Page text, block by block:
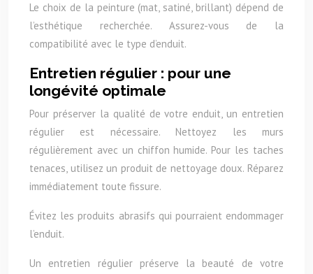
Le choix de la peinture (mat, satiné, brillant) dépend de
l’esthétique recherchée. Assurez-vous de la
compatibilité avec le type d’enduit.
Entretien régulier : pour une
longévité optimale
Pour préserver la qualité de votre enduit, un entretien
régulier est nécessaire. Nettoyez les murs
régulièrement avec un chiffon humide. Pour les taches
tenaces, utilisez un produit de nettoyage doux. Réparez
immédiatement toute fissure.
Évitez les produits abrasifs qui pourraient endommager
l’enduit.
Un entretien régulier préserve la beauté de votre